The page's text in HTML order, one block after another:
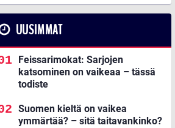
UUSIMMAT
Feissarimokat: Sarjojen
katsominen on vaikeaa – tässä
todiste
Suomen kieltä on vaikea
ymmärtää? – sitä taitavankinko?